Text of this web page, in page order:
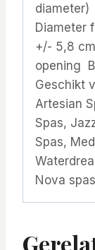
diameter)
Diameter
+/- 5,8
opening
Geschikt
Artesian
Spas,
Spas,
Nova